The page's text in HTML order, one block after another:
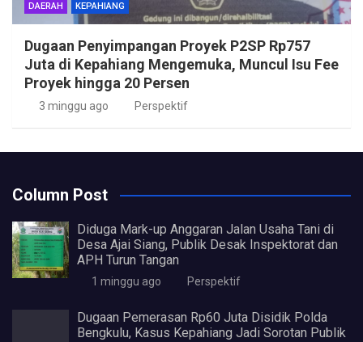
DAERAH KEPAHIANG
Dugaan Penyimpangan Proyek P2SP Rp757
Juta di Kepahiang Mengemuka, Muncul Isu Fee
Proyek hingga 20 Persen
3 minggu ago Perspektif
Column Post
Diduga Mark-up Anggaran Jalan Usaha Tani di
Desa Ajai Siang, Publik Desak Inspektorat dan
APH Turun Tangan
1 minggu ago Perspektif
Dugaan Pemerasan Rp60 Juta Disidik Polda
Bengkulu, Kasus Kepahiang Jadi Sorotan Publik